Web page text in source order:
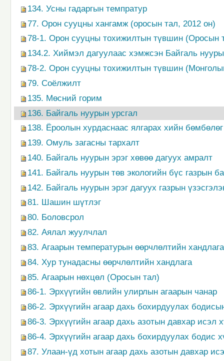
134. Усны гадаргын темпратур
77. Орон сууцны хангамж (оросын тал, 2012 он)
78-1. Орон сууцны тохижилтын түвшин (Оросын
134.2. Хиймэл дагуулаас хэмжсэн Байгаль
78-2. Орон сууцны тохижилтын түвшин
79. Соёлжилт
135. Мөсний горим
136. Байгаль нуурын урсгал
138. Ёроолын хурдаснаас ялгарах хийн бөмбөлөг
139. Омуль загасны тархалт
140. Байгаль нуурын эрэг хөвөө дагуух амралт
141. Байгаль нуурын төв экологийн бүс газрын
142. Байгаль нуурын эрэг дагуух газрын
81. Шашин шүтлэг
80. Боловсрол
82. Аялал жуулчлал
83. Агаарын температурын өөрчлөлтийн хандлага
84. Хур тунадасны өөрчлөлтийн хандлага
85. Агаарын нөхцөл (Оросын тал)
86-1. Эрхүүгийн өвлийн улирлын агаарын чанар
86-2. Эрхүүгийн агаар дахь бохирдуулах
86-3. Эрхүүгийн агаар дахь азотын давхар исэл
86-4. Эрхүүгийн агаар дахь бохирдуулах бодис
87. Улаан-үд хотын агаар дахь азотын давхар